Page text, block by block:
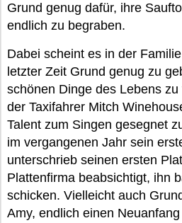
Grund genug dafür, ihre
endlich zu begraben.
Dabei scheint es in der
letzter Zeit Grund genug zu
schönen Dinge des Lebens zu
der Taxifahrer Mitch
Talent zum Singen gesegnet
im vergangenen Jahr sein
unterschrieb seinen ersten
Plattenfirma beabsichtigt, ihn
schicken. Vielleicht auch
Amy, endlich einen